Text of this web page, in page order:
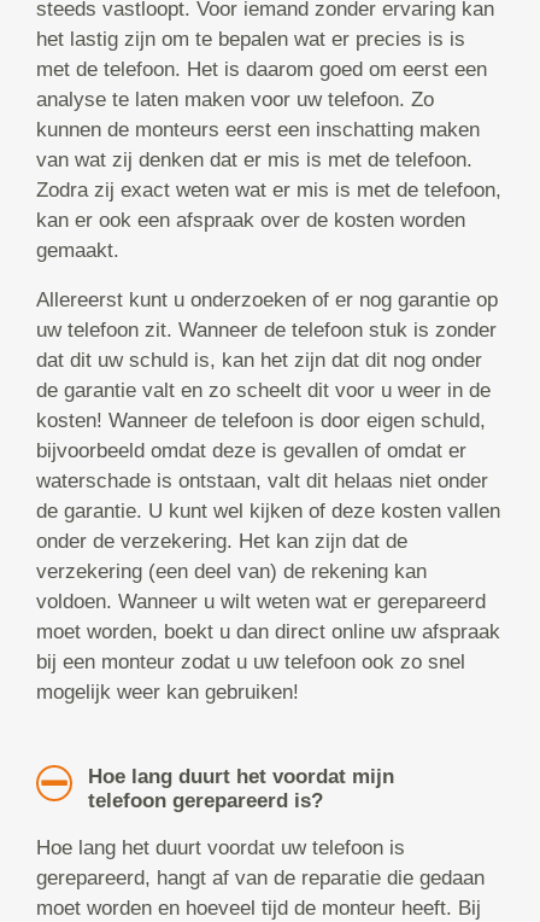
steeds vastloopt. Voor iemand zonder ervaring kan
het lastig zijn om te bepalen wat er precies is is
met de telefoon. Het is daarom goed om eerst een
analyse te laten maken voor uw telefoon. Zo
kunnen de monteurs eerst een inschatting maken
van wat zij denken dat er mis is met de telefoon.
Zodra zij exact weten wat er mis is met de telefoon,
kan er ook een afspraak over de kosten worden
gemaakt.
Allereerst kunt u onderzoeken of er nog garantie op
uw telefoon zit. Wanneer de telefoon stuk is zonder
dat dit uw schuld is, kan het zijn dat dit nog onder
de garantie valt en zo scheelt dit voor u weer in de
kosten! Wanneer de telefoon is door eigen schuld,
bijvoorbeeld omdat deze is gevallen of omdat er
waterschade is ontstaan, valt dit helaas niet onder
de garantie. U kunt wel kijken of deze kosten vallen
onder de verzekering. Het kan zijn dat de
verzekering (een deel van) de rekening kan
voldoen. Wanneer u wilt weten wat er gerepareerd
moet worden, boekt u dan direct online uw afspraak
bij een monteur zodat u uw telefoon ook zo snel
mogelijk weer kan gebruiken!
Hoe lang duurt het voordat mijn
telefoon gerepareerd is?
Hoe lang het duurt voordat uw telefoon is
gerepareerd, hangt af van de reparatie die gedaan
moet worden en hoeveel tijd de monteur heeft. Bij